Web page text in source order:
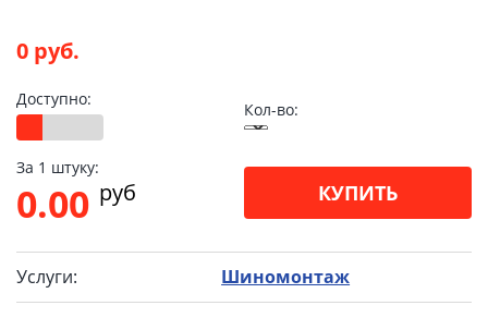
0 руб.
Доступно:
Кол-во:
За 1 штуку:
0.00 pуб КУПИТЬ
Услуги: Шиномонтаж